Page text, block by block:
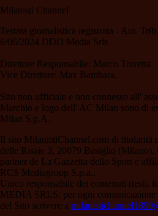
Milanisti Channel
Testata giornalistica registrata - Aut.
6/06/2024 DDD Media Srls
Direttore Responsabile: Marco Torretta
Vice Direttore: Max Bambara.
Sito non ufficiale e non connesso all'
Marchio e logo dell' AC Milan sono di
Milan S.p.A.
Il sito MilanistiChannel.com di
delle Risaie 3, 20079 Basiglio (Milano),
partner de La Gazzetta dello Sport e
RCS Mediagroup S.p.a..
Unico responsabile dei contenuti (testi,
MEDIA SRLS; per ogni comunicazione
del Sito scrivere a